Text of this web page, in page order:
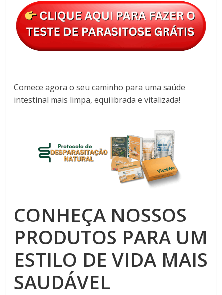
Comece agora o seu caminho para uma saúde
intestinal mais limpa, equilibrada e vitalizada!
CONHEÇA NOSSOS
PRODUTOS PARA UM
ESTILO DE VIDA MAIS
SAUDÁVEL